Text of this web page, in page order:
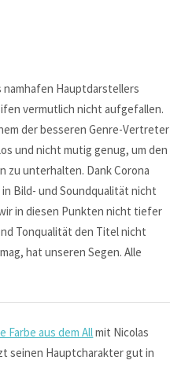
namhafen Hauptdarstellers
vermutlich nicht aufgefallen.
der besseren Genre-Vertreter
und nicht mutig genug, um den
zu unterhalten. Dank Corona
Bild- und Soundqualität nicht
in diesen Punkten nicht tiefer
Tonqualität den Titel nicht
hat unseren Segen. Alle
Farbe aus dem Allmit Nicolas
seinen Hauptcharakter gut in